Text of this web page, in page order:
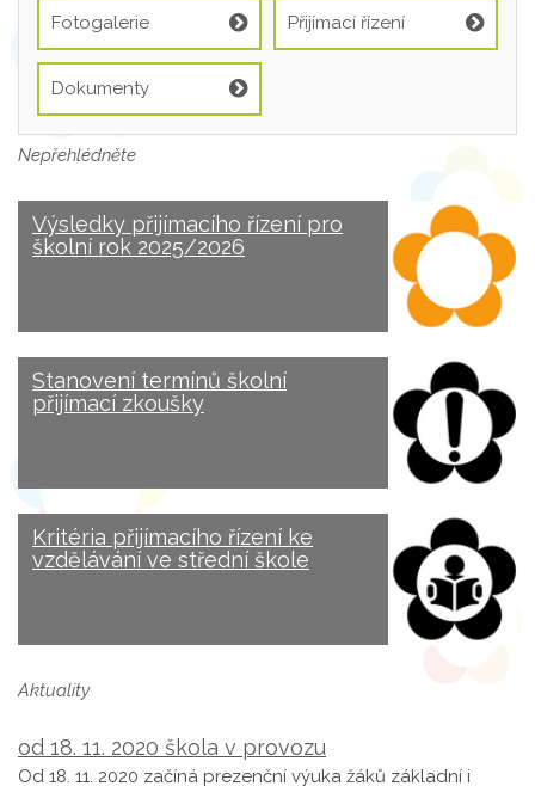
Fotogalerie Přijímací řízení
Dokumenty
Nepřehlédněte
Výsledky přijímacího řízení pro
školní rok 2025/2026
Stanovení termínů školní
přijímací zkoušky
Kritéria přijímacího řízení ke
vzdělávání ve střední škole
Aktuality
od 18. 11. 2020 škola v provozu
Od 18. 11. 2020 začíná prezenční výuka žáků základní i